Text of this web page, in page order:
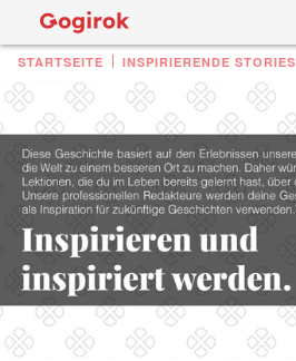
STARTSEITE INSPIRIERENDE STORIES